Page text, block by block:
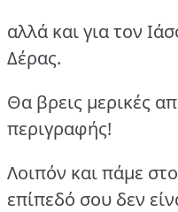
αλλά και για τον
Δέρας.
Θα βρεις μερικές
περιγραφής!
Λοιπόν και πάμε
επίπεδό σου δεν